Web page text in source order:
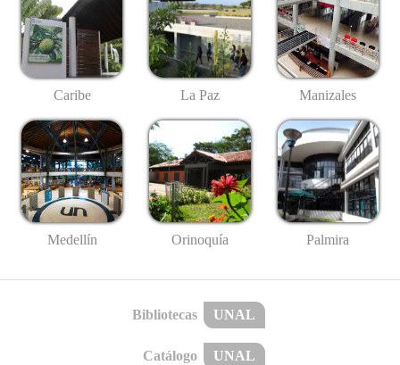
Caribe La Paz Manizales
Medellín Orinoquía Palmira
Bibliotecas UNAL
Catálogo UNAL